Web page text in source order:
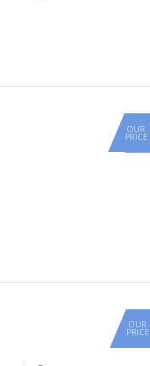
OUR
PRICE
OUR
PRICE